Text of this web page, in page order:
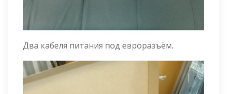
Два кабеля питания под евроразъём.